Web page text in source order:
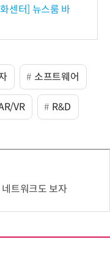
미팅 지원…K
출 교두보 확
센터] 뉴스룸 바
소프트웨어
VR R&D
트워크도 보자